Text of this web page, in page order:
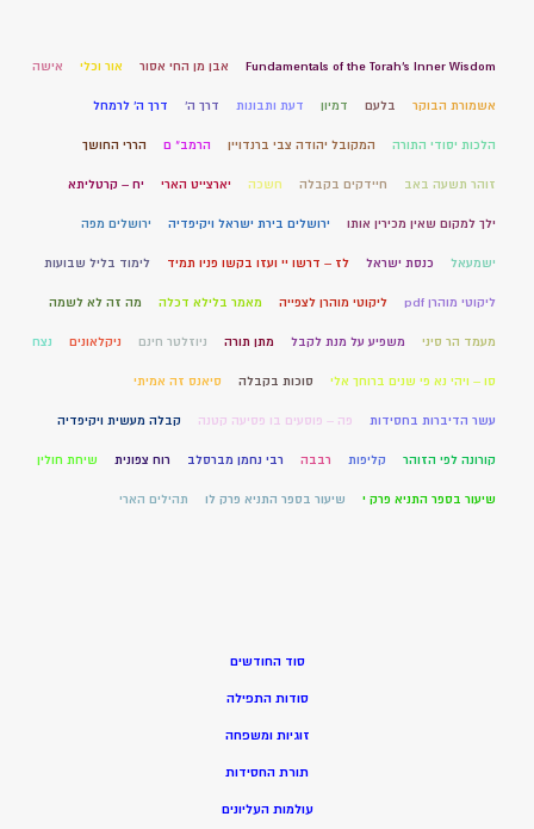
Fundamentals of the Torah’s Inner Wisdom אבן מן החי אסור אור וכלי אישה
אשמורת הבוקר בלעם דמיון דעת ותבונות דרך ה' דרך ה' לרמחל
הלכות יסודי התורה המקובל יהודה צבי ברנדויין הרמב" ם הררי החושך
זוהר תשעה באב חיידקים בקבלה חשכה יארצייט הארי יח – קרטליתא
ילך למקום שאין מכירין אותו ירושלים בירת ישראל ויקיפדיה ירושלים מפה
ישמעאל כנסת ישראל לז – דרשו יי ועזו בקשו פניו תמיד לימוד בליל שבועות
ליקוטי מוהרן pdf ליקוטי מוהרן לצפייה מאמר בלילא דכלה מה זה לא לשמה
מעמד הר סיני משפיע על מנת לקבל מתן תורה ניוזלטר חינם ניקלאונים נצח
סו – ויהי נא פי שנים ברוחך אלי סוכות בקבלה סיאנס זה אמיתי
עשר הדיברות בחסידות פה – פוסעים בו פסיעה קטנה קבלה מעשית ויקיפדיה
קורונה לפי הזוהר קליפות רבבה רבי נחמן מברסלב רוח צפונית שיחת חולין
שיעור בספר התניא פרק י שיעור בספר התניא פרק לו תהילים הארי
סוד החודשים
סודות התפילה
זוגיות ומשפחה
תורת החסידות
עולמות העליונים